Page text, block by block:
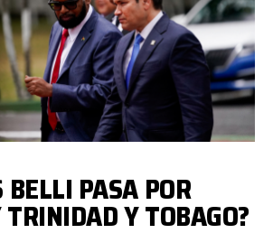
BELLI PASA POR
Y TOBAGO?